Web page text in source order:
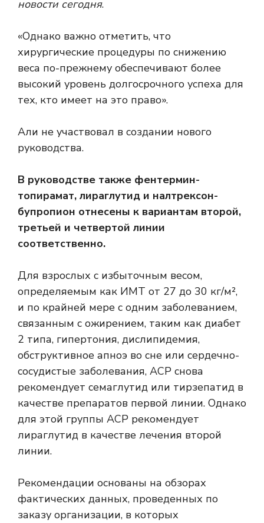
новости сегодня.
«Однако важно отметить, что
хирургические процедуры по снижению
веса по-прежнему обеспечивают более
высокий уровень долгосрочного успеха для
тех, кто имеет на это право».
Али не участвовал в создании нового
руководства.
В руководстве также фентермин-
топирамат, лираглутид и налтрексон-
бупропион отнесены к вариантам второй,
третьей и четвертой линии
соответственно.
Для взрослых с избыточным весом,
определяемым как ИМТ от 27 до 30 кг/м²,
и по крайней мере с одним заболеванием,
связанным с ожирением, таким как диабет
2 типа, гипертония, дислипидемия,
обструктивное апноэ во сне или сердечно-
сосудистые заболевания, ACP снова
рекомендует семаглутид или тирзепатид в
качестве препаратов первой линии. Однако
для этой группы ACP рекомендует
лираглутид в качестве лечения второй
линии.
Рекомендации основаны на обзорах
фактических данных, проведенных по
заказу организации, в которых